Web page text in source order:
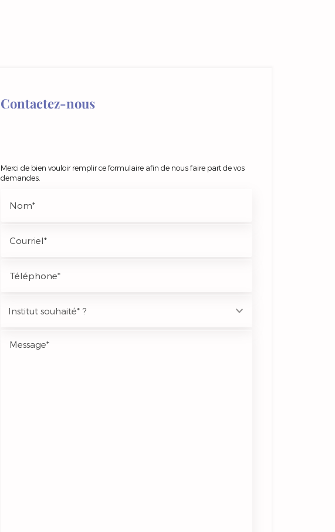
Contactez-nous
Merci de bien vouloir remplir ce formulaire afin de nous faire part de vos
demandes.